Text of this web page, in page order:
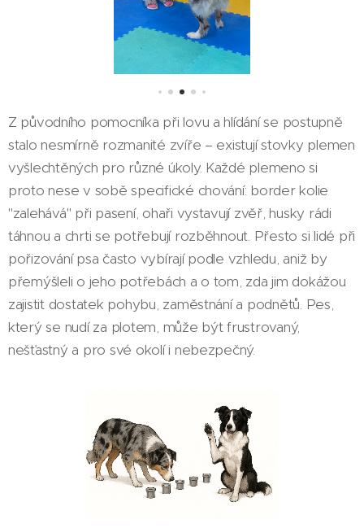
Z původního pomocníka při lovu a hlídání se postupně
stalo nesmírně rozmanité zvíře – existují stovky plemen
vyšlechtěných pro různé úkoly. Každé plemeno si
proto nese v sobě specifické chování: border kolie
"zalehává" při pasení, ohaři vystavují zvěř, husky rádi
táhnou a chrti se potřebují rozběhnout. Přesto si lidé při
pořizování psa často vybírají podle vzhledu, aniž by
přemýšleli o jeho potřebách a o tom, zda jim dokážou
zajistit dostatek pohybu, zaměstnání a podnětů. Pes,
který se nudí za plotem, může být frustrovaný,
nešťastný a pro své okolí i nebezpečný.